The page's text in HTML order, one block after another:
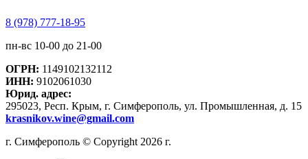
8 (978) 777-18-95
пн-вс 10-00 до 21-00
ОГРН: 1149102132112
ИНН: 9102061030
Юрид. адрес:
295023, Респ. Крым, г. Симферополь, ул. Промышленная, д. 15
krasnikov.wine@gmail.com
г. Симферополь © Copyright 2026 г.